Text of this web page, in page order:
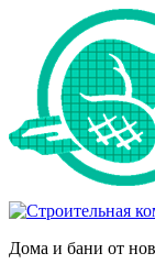
Дома и бани от